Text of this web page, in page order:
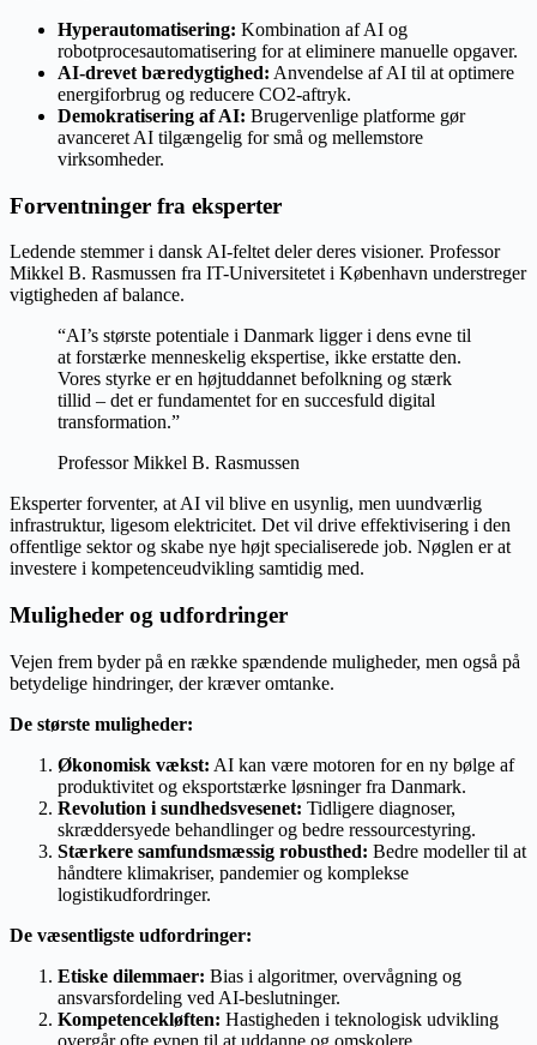
Hyperautomatisering: Kombination af AI og
robotprocesautomatisering for at eliminere manuelle opgaver.
AI-drevet bæredygtighed: Anvendelse af AI til at optimere
energiforbrug og reducere CO2-aftryk.
Demokratisering af AI: Brugervenlige platforme gør
avanceret AI tilgængelig for små og mellemstore
virksomheder.
Forventninger fra eksperter
Ledende stemmer i dansk AI-feltet deler deres visioner. Professor
Mikkel B. Rasmussen fra IT-Universitetet i København understreger
vigtigheden af balance.
“AI’s største potentiale i Danmark ligger i dens evne til
at forstærke menneskelig ekspertise, ikke erstatte den.
Vores styrke er en højtuddannet befolkning og stærk
tillid – det er fundamentet for en succesfuld digital
transformation.”
Professor Mikkel B. Rasmussen
Eksperter forventer, at AI vil blive en usynlig, men uundværlig
infrastruktur, ligesom elektricitet. Det vil drive effektivisering i den
offentlige sektor og skabe nye højt specialiserede job. Nøglen er at
investere i kompetenceudvikling samtidig med.
Muligheder og udfordringer
Vejen frem byder på en række spændende muligheder, men også på
betydelige hindringer, der kræver omtanke.
De største muligheder:
Økonomisk vækst: AI kan være motoren for en ny bølge af
produktivitet og eksportstærke løsninger fra Danmark.
Revolution i sundhedsvesenet: Tidligere diagnoser,
skræddersyede behandlinger og bedre ressourcestyring.
Stærkere samfundsmæssig robusthed: Bedre modeller til at
håndtere klimakriser, pandemier og komplekse
logistikudfordringer.
De væsentligste udfordringer:
Etiske dilemmaer: Bias i algoritmer, overvågning og
ansvarsfordeling ved AI-beslutninger.
Kompetencekløften: Hastigheden i teknologisk udvikling
overgår ofte evnen til at uddanne og omskolere